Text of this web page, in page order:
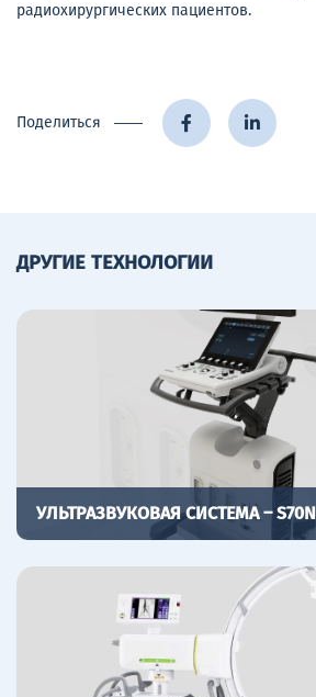
радиохирургических пациентов.
Поделиться
ДРУГИЕ ТЕХНОЛОГИИ
УЛЬТРАЗВУКОВАЯ СИСТЕМА – S70N